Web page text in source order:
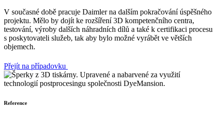
V současné době pracuje Daimler na dalším pokračování úspěšného
projektu. Mělo by dojít ke rozšíření 3D kompetenčního centra,
testování, výroby dalších náhradních dílů a také k certifikaci procesu
s poskytovateli služeb, tak aby bylo možné vyrábět ve větších
objemech.
Přejít na případovku
Reference